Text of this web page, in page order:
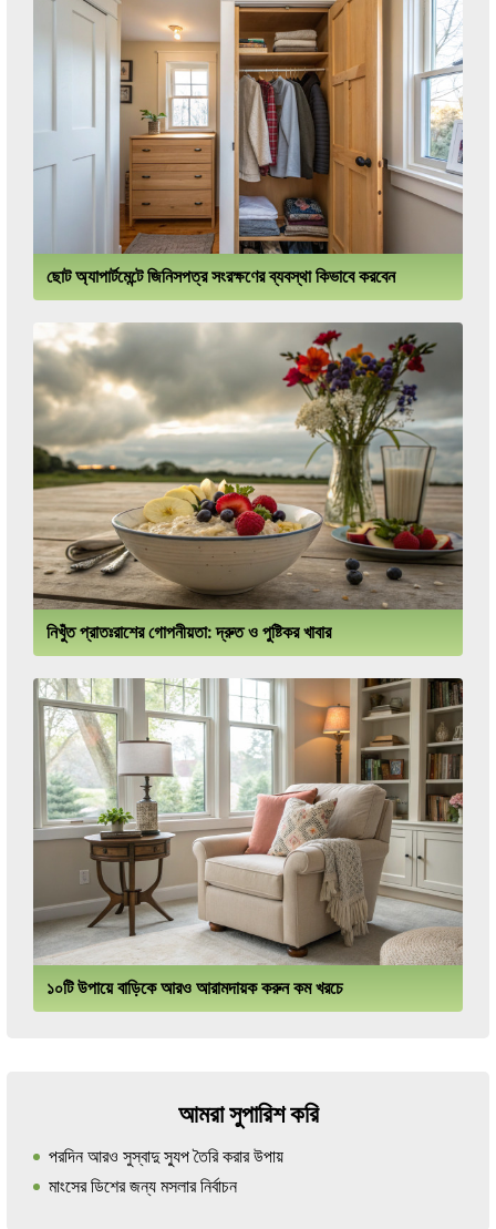
ছোট অ্যাপার্টমেন্টে জিনিসপত্র সংরক্ষণের ব্যবস্থা কিভাবে করবেন
নিখুঁত প্রাতঃরাশের গোপনীয়তা: দ্রুত ও পুষ্টিকর খাবার
১০টি উপায়ে বাড়িকে আরও আরামদায়ক করুন কম খরচে
আমরা সুপারিশ করি
পরদিন আরও সুস্বাদু স্যুপ তৈরি করার উপায়
মাংসের ডিশের জন্য মসলার নির্বাচন